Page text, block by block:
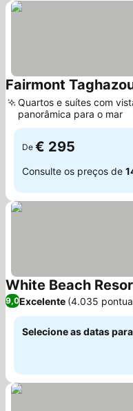
Fairmont
Quartos e suítes com
panorâmica para o mar
De € 295
Consulte os preços de
White Beach
9,0Excelente (4.035
Selecione as datas